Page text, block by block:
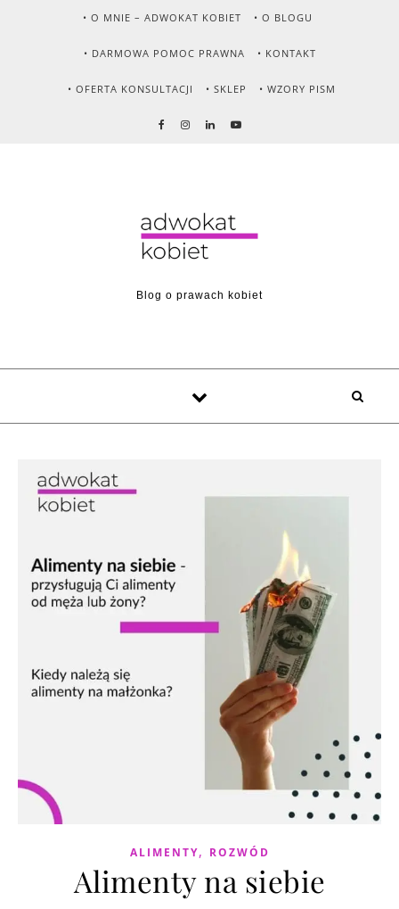
• O MNIE – ADWOKAT KOBIET • O BLOGU
• DARMOWA POMOC PRAWNA • KONTAKT
• OFERTA KONSULTACJI • SKLEP • WZORY PISM
Blog o prawach kobiet
ALIMENTY, ROZWÓD
Alimenty na siebie